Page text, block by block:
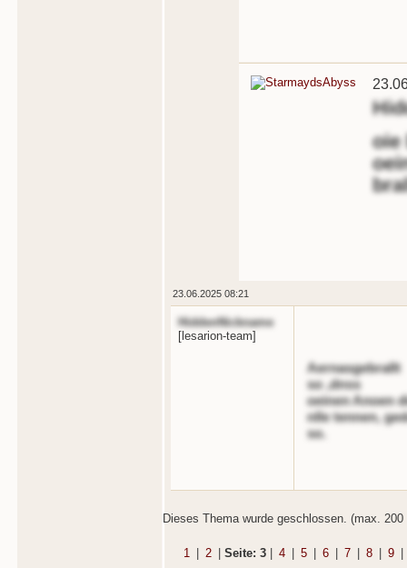
oie
23.06.2025 08:21
HiddenNickname
[lesarion-team]
Aernasgebrallt
so ,dnss
oeinen Anoen
nlle tennen,
so.
Dieses Thema wurde geschlossen. (max. 200
1 2 Seite: 3 4 5 6 7 8 9